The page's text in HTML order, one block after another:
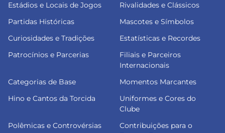
Estádios e Locais de Jogos
Rivalidades e Clássicos
Partidas Históricas
Mascotes e Símbolos
Curiosidades e Tradições
Estatísticas e Recordes
Patrocínios e Parcerias
Filiais e Parceiros
Internacionais
Categorias de Base
Momentos Marcantes
Hino e Cantos da Torcida
Uniformes e Cores do
Clube
Polêmicas e Controvérsias
Contribuições para o